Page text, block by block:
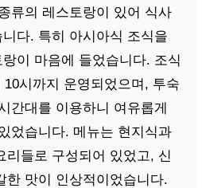
류의 레스토랑이 있어 식사
다. 특히 아시아식 조식을
이 마음에 들었습니다. 조식
10시까지 운영되었으며, 투숙
간대를 이용하니 여유롭게
었습니다. 메뉴는 현지식과
리들로 구성되어 있었고, 신
한 맛이 인상적이었습니다.